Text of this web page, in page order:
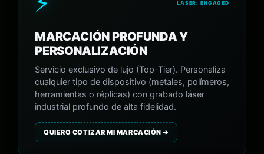
LASER: ENGAGED
MARCACIÓN PROFUNDA Y
PERSONALIZACIÓN
Servicio exclusivo de lujo (Top-Tier). Personaliza
cualquier tipo de dispositivo (metales, polímeros,
herramientas o réplicas) con grabado láser
industrial profundo de alta fidelidad.
QUIERO COTIZAR MI MARCACIÓN ➔